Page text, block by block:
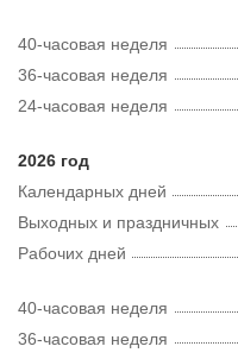
40-часовая неделя
36-часовая неделя
24-часовая неделя
2026 год
Календарных дней
Рабочих дней
Выходных и праздничных
40-часовая неделя
36-часовая неделя